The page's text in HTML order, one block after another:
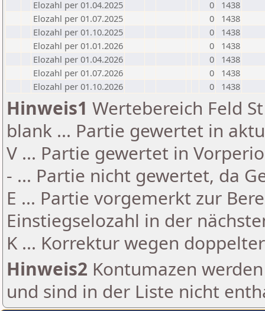
Elozahl per 01.04.2025
0
1438
Elozahl per 01.07.2025
0
1438
Elozahl per 01.10.2025
0
1438
Elozahl per 01.01.2026
0
1438
Elozahl per 01.04.2026
0
1438
Elozahl per 01.07.2026
0
1438
Elozahl per 01.10.2026
0 1438
Hinweis1 Wertebereich Feld
blank ... Partie gewertet in
V ... Partie gewertet in
- ... Partie nicht gewertet, da
E ... Partie vorgemerkt zur
Einstiegselozahl in der
K ... Korrektur wegen
Hinweis2 Kontumazen
und sind in der Liste nicht